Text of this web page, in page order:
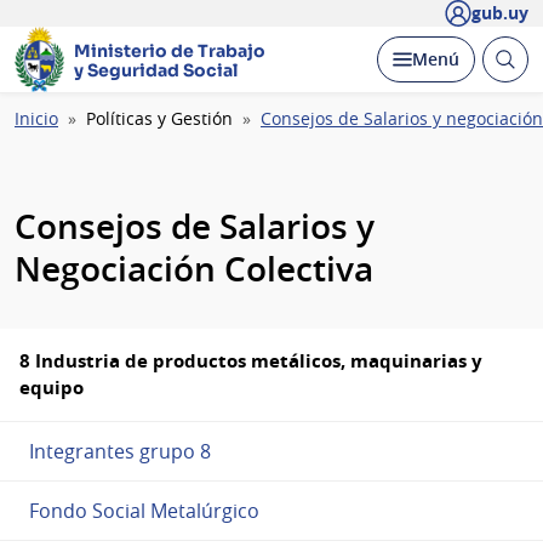
gub.uy
Ministerio de Trabajo
y Seguridad Social
Desplegar
Menú Abrir
Ruta
Inicio Políticas y Gestión Consejos de Salarios y
Consejos de Salarios y
Negociación Colectiva
8 Industria de productos metálicos, maquinarias y
equipo
Integrantes grupo 8
Fondo Social Metalúrgico